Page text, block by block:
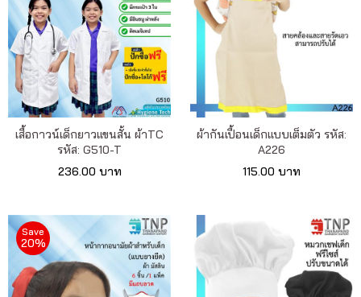
เสื้อกาวน์เด็กยาวแขนสั้น ผ้าTC
รหัส: G510-T
236.00 บาท
ผ้ากันเปื้อนเด็กแบบเต็มตัว รหัส:
A226
115.00 บาท
Save
20%